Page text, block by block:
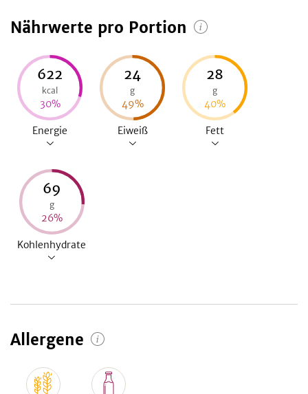
Nährwerte pro Portion
622
kcal
30%
Energie
24
g
49%
Eiweiß
28
g
40%
Fett
69
g
26%
Kohlenhydrate
Allergene